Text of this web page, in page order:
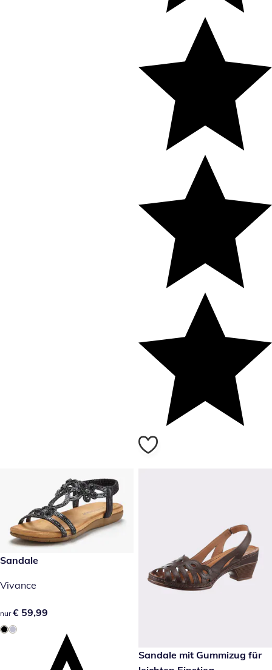
€ 59,99
Sandale
Vivance
€ 59,99
nur € 59,99
€ 74,99
Sandale mit Gummizug für